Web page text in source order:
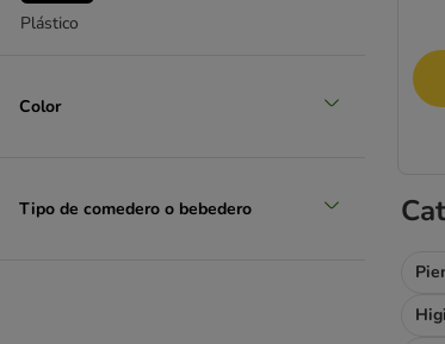
Plástico
Color
Tipo de comedero o bebedero